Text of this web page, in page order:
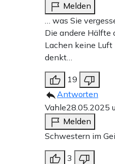
Melden
… was Sie
Die andere Hälfte
Lachen keine Luft
denkt…
19
Antworten
Vahle28.05.2025
Melden
Schwestern im
3